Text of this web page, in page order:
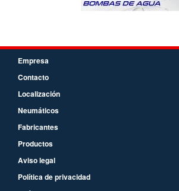
Empresa
Contacto
Localización
Neumáticos
Fabricantes
Productos
Aviso legal
Política de privacidad